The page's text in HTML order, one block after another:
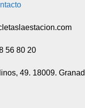
56 80 20
49. 18009.